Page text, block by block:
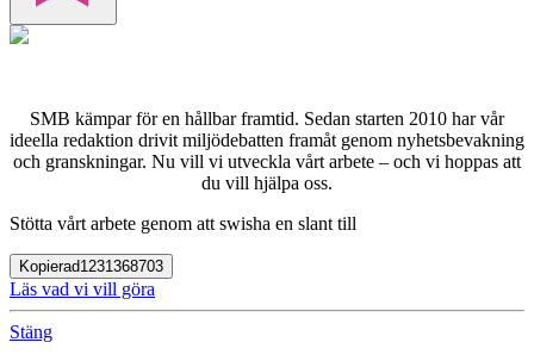
SMB kämpar för en hållbar framtid. Sedan starten 2010 har vår
ideella redaktion drivit miljödebatten framåt genom nyhetsbevakning
och granskningar. Nu vill vi utveckla vårt arbete – och vi hoppas att
du vill hjälpa oss.
Stötta vårt arbete genom att swisha en slant till
Kopierad1231368703
Läs vad vi vill göra
Stäng